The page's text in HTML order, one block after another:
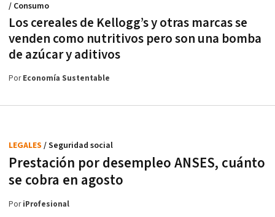
Los cereales de Kellogg’s y otras marcas se
venden como nutritivos pero son una bomba
de azúcar y aditivos
/ Consumo
PorEconomía Sustentable
Prestación por desempleo ANSES, cuánto
se cobra en agosto
LEGALES / Seguridad social
PoriProfesional